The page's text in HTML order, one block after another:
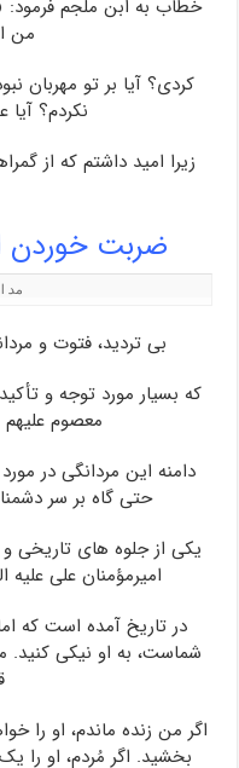
خطاب به ابن ملجم فرمود:
من
کردی؟ آیا بر تو مهربان
نکردم؟ آیا
زیرا امید داشتم که از
ضربت خوردن
بی تردید، فتوت و
که بسیار مورد توجه و
معصوم علیهم
دامنه این مردانگی در
حتی گاه بر سر
یکی از جلوه های تاریخی و
امیرمؤمنان علی
در تاریخ آمده است که
شماست، به او نیکی کنید.
اگر من زنده ماندم، او را
بخشید. اگر مُردم، او را